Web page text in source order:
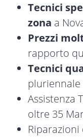
Tecnici
zona a
Prezzi
rapporto
Tecnici
Assistenza
oltre 35
Riparazioni